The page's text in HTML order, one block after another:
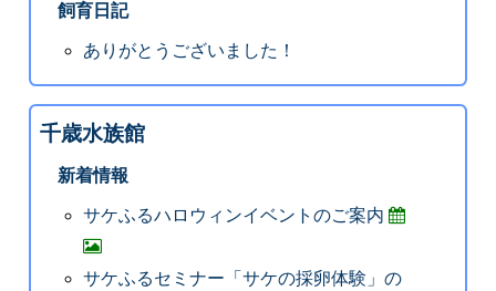
飼育日記
ありがとうございました！
千歳水族館
新着情報
サケふるハロウィンイベントのご案内
サケふるセミナー「サケの採卵体験」の